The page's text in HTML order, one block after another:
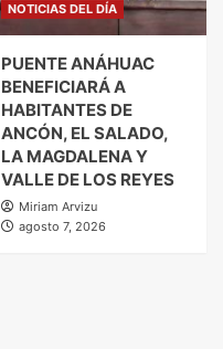
NOTICIAS DEL DÍA
PUENTE ANÁHUAC
BENEFICIARÁ A
HABITANTES DE
ANCÓN, EL SALADO,
LA MAGDALENA Y
VALLE DE LOS REYES
Miriam Arvizu
agosto 7, 2026